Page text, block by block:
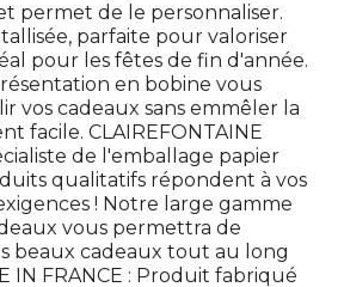
permet de le personnaliser.
parfaite pour valoriser
pour les fêtes de fin d'année.
en bobine vous
vos cadeaux sans emmêler la
facile. CLAIREFONTAINE
de l'emballage papier
qualitatifs répondent à vos
! Notre large gamme
vous permettra de
beaux cadeaux tout au long
IN FRANCE : Produit fabriqué